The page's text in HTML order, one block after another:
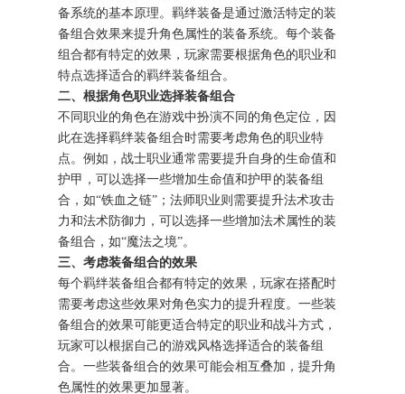
备系统的基本原理。羁绊装备是通过激活特定的装
备组合效果来提升角色属性的装备系统。每个装备
组合都有特定的效果，玩家需要根据角色的职业和
特点选择适合的羁绊装备组合。
二、根据角色职业选择装备组合
不同职业的角色在游戏中扮演不同的角色定位，因
此在选择羁绊装备组合时需要考虑角色的职业特
点。例如，战士职业通常需要提升自身的生命值和
护甲，可以选择一些增加生命值和护甲的装备组
合，如“铁血之链”；法师职业则需要提升法术攻击
力和法术防御力，可以选择一些增加法术属性的装
备组合，如“魔法之境”。
三、考虑装备组合的效果
每个羁绊装备组合都有特定的效果，玩家在搭配时
需要考虑这些效果对角色实力的提升程度。一些装
备组合的效果可能更适合特定的职业和战斗方式，
玩家可以根据自己的游戏风格选择适合的装备组
合。一些装备组合的效果可能会相互叠加，提升角
色属性的效果更加显著。